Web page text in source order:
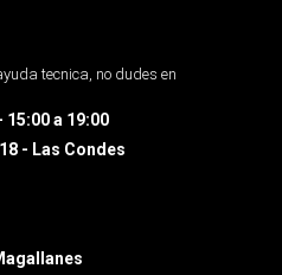
tecnica, no dudes en
15:00 a 19:00
- Las Condes